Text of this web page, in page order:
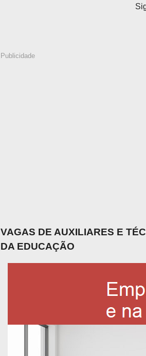
Publicidade
VAGAS DE AUXILIARES E
DA EDUCAÇÃO